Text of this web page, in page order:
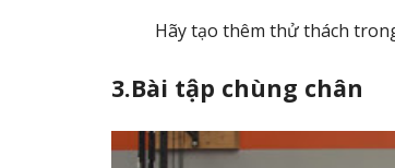
Hãy tạo thêm thử thách
3.Bài tập chùng chân